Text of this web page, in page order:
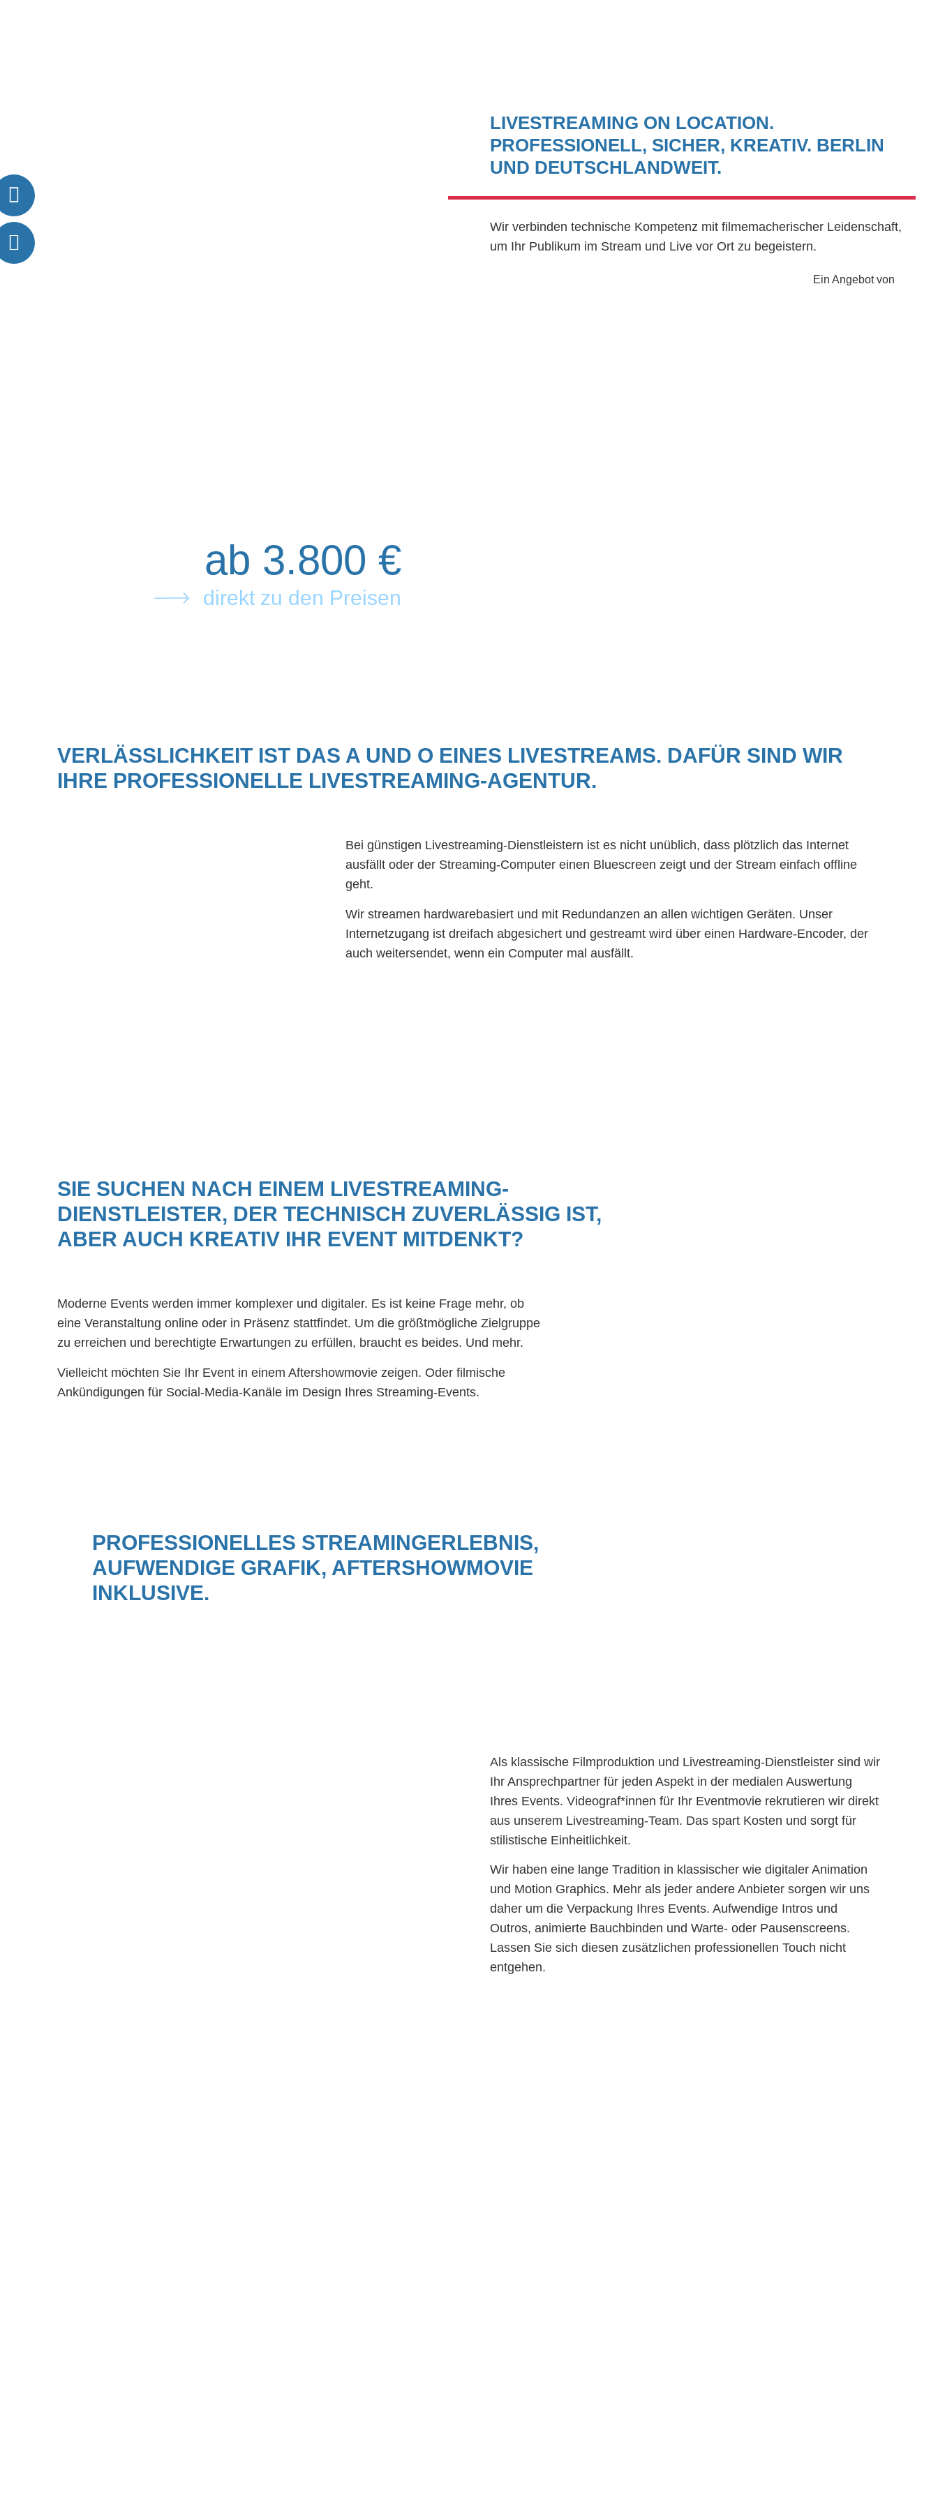
LIVESTREAMING ON LOCATION.
PROFESSIONELL, SICHER, KREATIV. BERLIN
UND DEUTSCHLANDWEIT.
Wir verbinden technische Kompetenz mit filmemacherischer Leidenschaft,
um Ihr Publikum im Stream und Live vor Ort zu begeistern.
Ein Angebot von
ab 3.800 €
direkt zu den Preisen
VERLÄSSLICHKEIT IST DAS A UND O EINES LIVESTREAMS. DAFÜR SIND WIR
IHRE PROFESSIONELLE LIVESTREAMING-AGENTUR.
Bei günstigen Livestreaming-Dienstleistern ist es nicht unüblich, dass plötzlich das Internet
ausfällt oder der Streaming-Computer einen Bluescreen zeigt und der Stream einfach offline
geht.
Wir streamen hardwarebasiert und mit Redundanzen an allen wichtigen Geräten. Unser
Internetzugang ist dreifach abgesichert und gestreamt wird über einen Hardware-Encoder, der
auch weitersendet, wenn ein Computer mal ausfällt.
SIE SUCHEN NACH EINEM LIVESTREAMING-
DIENSTLEISTER, DER TECHNISCH ZUVERLÄSSIG IST,
ABER AUCH KREATIV IHR EVENT MITDENKT?
Moderne Events werden immer komplexer und digitaler. Es ist keine Frage mehr, ob
eine Veranstaltung online oder in Präsenz stattfindet. Um die größtmögliche Zielgruppe
zu erreichen und berechtigte Erwartungen zu erfüllen, braucht es beides. Und mehr.
Vielleicht möchten Sie Ihr Event in einem Aftershowmovie zeigen. Oder filmische
Ankündigungen für Social-Media-Kanäle im Design Ihres Streaming-Events.
PROFESSIONELLES STREAMINGERLEBNIS,
AUFWENDIGE GRAFIK, AFTERSHOWMOVIE
INKLUSIVE.
Als klassische Filmproduktion und Livestreaming-Dienstleister sind wir
Ihr Ansprechpartner für jeden Aspekt in der medialen Auswertung
Ihres Events. Videograf*innen für Ihr Eventmovie rekrutieren wir direkt
aus unserem Livestreaming-Team. Das spart Kosten und sorgt für
stilistische Einheitlichkeit.
Wir haben eine lange Tradition in klassischer wie digitaler Animation
und Motion Graphics. Mehr als jeder andere Anbieter sorgen wir uns
daher um die Verpackung Ihres Events. Aufwendige Intros und
Outros, animierte Bauchbinden und Warte- oder Pausenscreens.
Lassen Sie sich diesen zusätzlichen professionellen Touch nicht
entgehen.